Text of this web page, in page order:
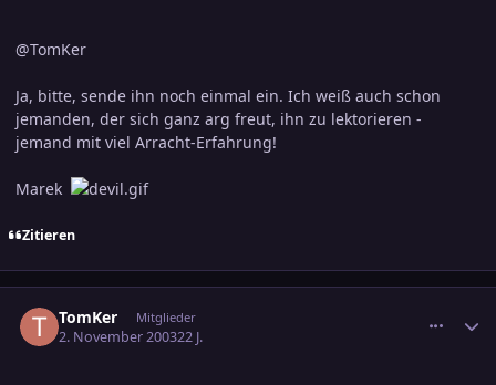
@TomKer
Ja, bitte, sende ihn noch einmal ein. Ich weiß auch schon
jemanden, der sich ganz arg freut, ihn zu lektorieren -
jemand mit viel Arracht-Erfahrung!
Marek
Zitieren
TomKer Mitglieder
2. November 200322 J.